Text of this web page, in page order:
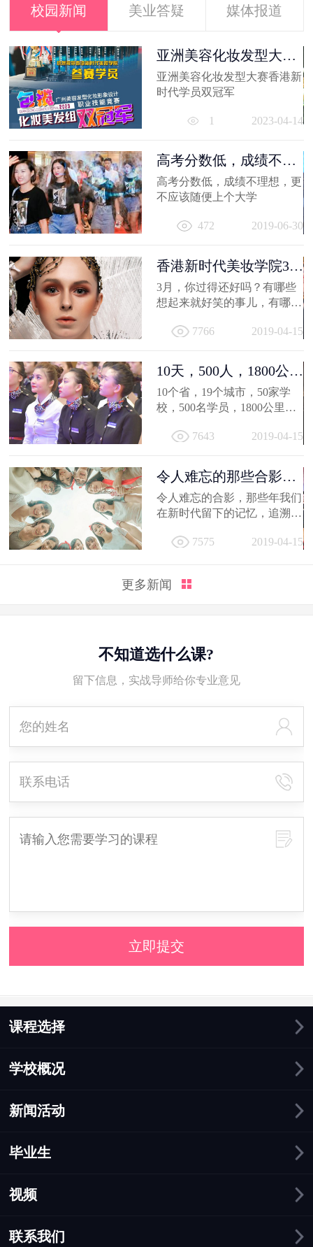
校园新闻 美业答疑 媒体报道
亚洲美容化妆发型大赛
香港新时代...
亚洲美容化妆发型大赛香港新
时代学员双冠军
1 2023-04-14
高考分数低，成绩不理
想，更不应...
高考分数低，成绩不理想，更
不应该随便上个大学
472 2019-06-30
香港新时代美妆学院3月
作品选，...
3月，你过得还好吗？有哪些
想起来就好笑的事儿，有哪值
住...
7766 2019-04-15
10天，500人，1800公
里；不负韶...
10个省，19个城市，50家学
校，500名学员，1800公里，
地方... 7643 2019-04-15
令人难忘的那些合影，
新时代学员...
令人难忘的合影，那些年我们
在新时代留下的记忆，追溯时
7575
2019-04-15
更多新闻
不知道选什么课?
留下信息，实战导师给你专业意见
立即提交
课程选择
学校概况
新闻活动
毕业生
视频
联系我们